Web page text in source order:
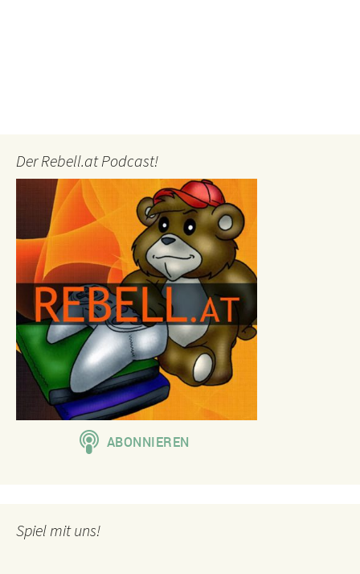
Der Rebell.at Podcast!
Spiel mit uns!